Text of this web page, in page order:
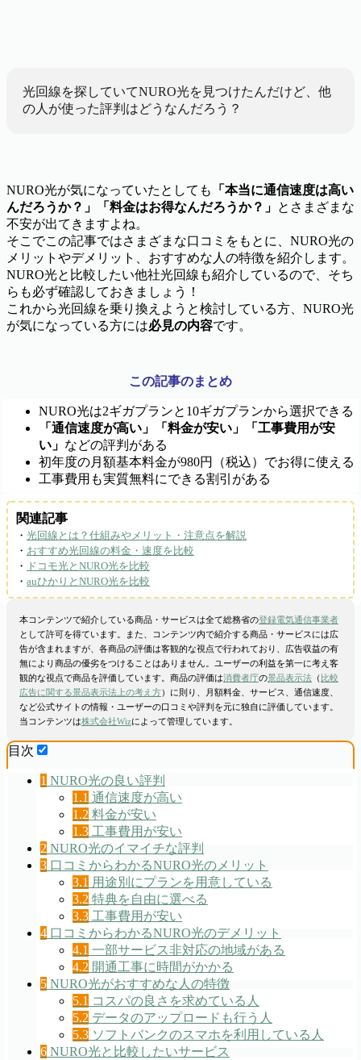
光回線を探していてNURO光を見つけたんだけど、他
の人が使った評判はどうなんだろう？
NURO光が気になっていたとしても
「本当に通信速度は高い
んだろうか？」「料金はお得なんだろうか？」 とさまざまな
不安が出てきますよね。
そこでこの記事ではさまざまな口コミをもとに、NURO光の
メリットやデメリット、おすすめな人の特徴を紹介します。
NURO光と比較したい他社光回線も紹介しているので、そち
らも必ず確認しておきましょう！
これから光回線を乗り換えようと検討している方、NURO光
が気になっている方には必見の内容です。
この記事のまとめ
NURO光は2ギガプランと10ギガプランから選択できる
「通信速度が高い」「料金が安い」「工事費用が安
い」 などの評判がある
初年度の月額基本料金が980円（税込）でお得に使える
工事費用も実質無料にできる割引がある
関連記事
・ 光回線とは？仕組みやメリット・注意点を解説
・ おすすめ光回線の料金・速度を比較
・ ドコモ光とNURO光を比較
・ auひかりとNURO光を比較
本コンテンツで紹介している商品・サービスは全て総務省の登録電気通信事業者
として許可を得ています。また、コンテンツ内で紹介する商品・サービスには広
告が含まれますが、各商品の評価は客観的な視点で行われており、広告収益の有
無により商品の優劣をつけることはありません。ユーザーの利益を第一に考え客
観的な視点で商品を評価しています。商品の評価は消費者庁の景品表示法 （ 比較
広告に関する景品表示法上の考え方）に則り、月額料金、サービス、通信速度、
など公式サイトの情報・ユーザーの口コミや評判を元に独自に評価しています。
当コンテンツは株式会社Wizによって管理しています。
目次
1 NURO光の良い評判
1.1 通信速度が高い
1.2 料金が安い
1.3 工事費用が安い
2 NURO光のイマイチな評判
3 口コミからわかるNURO光のメリット
3.1 用途別にプランを用意している
3.2 特典を自由に選べる
3.3 工事費用が安い
4 口コミからわかるNURO光のデメリット
4.1 一部サービス非対応の地域がある
4.2 開通工事に時間がかかる
5 NURO光がおすすめな人の特徴
5.1 コスパの良さを求めている人
5.2 データのアップロードも行う人
5.3 ソフトバンクのスマホを利用している人
6 NURO光と比較したいサービス